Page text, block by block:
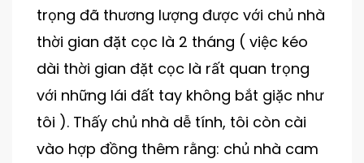
trọng đã thương lượng được với chủ nhà
thời gian đặt cọc là 2 tháng ( việc kéo
dài thời gian đặt cọc là rất quan trọng
với những lái đất tay không bắt giặc như
tôi ). Thấy chủ nhà dễ tính, tôi còn cài
vào hợp đồng thêm rằng: chủ nhà cam